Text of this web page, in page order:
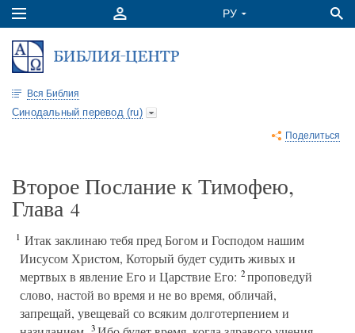
Вся Библия
Синодальный перевод (ru)
Поделиться
Второе Послание к Тимофею,
Глава 4
1 Итак заклинаю тебя пред Богом и Господом нашим
Иисусом Христом, Который будет судить живых и
мертвых в явление Его и Царствие Его: 2проповедуй
слово, настой во время и не во время, обличай,
запрещай, увещевай со всяким долготерпением и
3